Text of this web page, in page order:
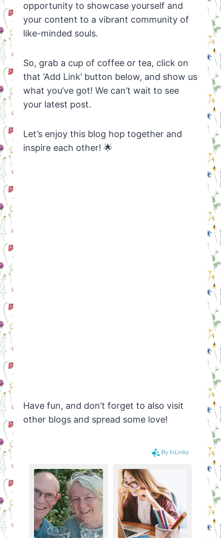
opportunity to showcase yourself and
your content to a vibrant community of
like-minded souls.
So, grab a cup of coffee or tea, click on
that ‘Add Link’ button below, and show us
what you’ve got! We can’t wait to see
your latest post.
Let’s enjoy this blog hop together and
inspire each other! 🌟
Have fun, and don’t forget to also visit
other blogs and spread some love!